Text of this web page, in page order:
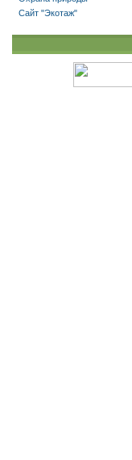
Сайт "Экотаж"